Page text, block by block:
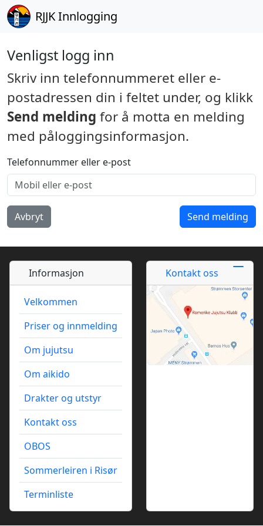
RJJKInnlogging
Venligst logg inn
Skriv inn telefonnummeret eller e-
postadressen din i feltet under, og klikk
Send melding for å motta en melding
med påloggingsinformasjon.
Telefonnummer eller e-post
Avbryt
Informasjon
Velkommen
Priser og innmelding
Om jujutsu
Om aikido
Drakter og utstyr
Kontakt oss
OBOS
Sommerleiren i Risør
Terminliste
Kontakt oss